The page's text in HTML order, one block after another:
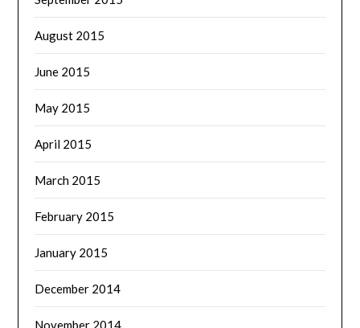
August 2015
June 2015
May 2015
April 2015
March 2015
February 2015
January 2015
December 2014
November 2014